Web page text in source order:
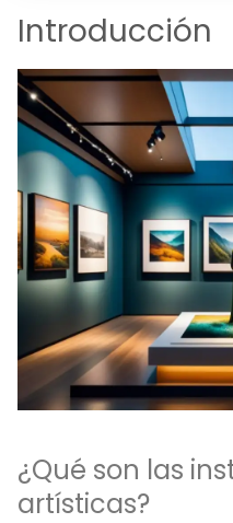
Introducción
¿Qué son las
artísticas?